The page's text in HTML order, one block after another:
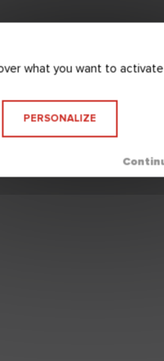
what you want to activate
PERSONALIZE